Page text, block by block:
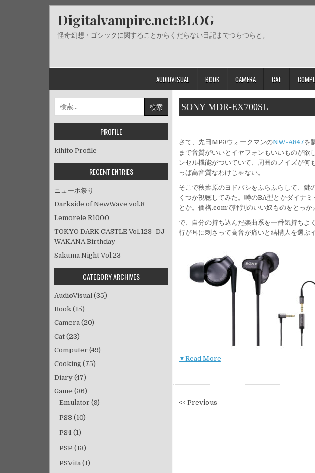
Digitalvampire.net:BLOG
怪奇幻想・ゴシックに関することからくだらない日記までつらつらと。
AUDIOVISUAL BOOK CAMERA CAT
SONY MDR-EX700SL
さて、先日MP3ウォークマンのNW-A847を
まで音質がいいとイヤフォンもいいものが欲
ンセル機能がついていて、周囲のノイズが
っぱ高音質なわけじゃない。
そこで秋葉原のヨドバシをふらふらして、
くつか視聴してみた。噂のBA型とかダイナ
とか。価格.comで評判のいい奴ものをとっか
で、自分の持ち込んだ楽曲系を一番気持ち
行が耳に刺さって高音が痛いと結構人を選ぶ
▼Read More
投
<< Previous
索:
PROFILE
kihito Profile
RECENT ENTRIES
ニューポ祭り
Darkside of NewWave vol.8
Lemorele R1000
TOKYO DARK CASTLE Vol.123 -DJ
WAKANA Birthday-
Sakuma Night Vol.23
CATEGORY ARCHIVES
AudioVisual (35)
Book (15)
Camera (20)
Cat (23)
Computer (49)
Cooking (75)
Diary (47)
Game (36)
Emulator (9)
PS3 (10)
PS4 (1)
PSP (13)
PSVita (1)